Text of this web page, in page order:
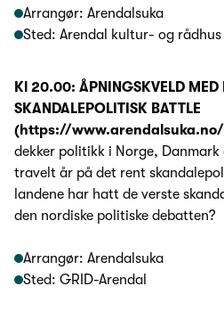
Arrangør: Arendalsuka
Sted: Arendal kultur- og rådhus
Kl 20.00: ÅPNINGSKVELD MED
SKANDALEPOLITISK BATTLE
(https://
dekker politikk i Norge,
travelt år på det rent
landene har hatt de verste
den nordiske politiske debatten?
Arrangør: Arendalsuka
Sted: GRID-Arendal